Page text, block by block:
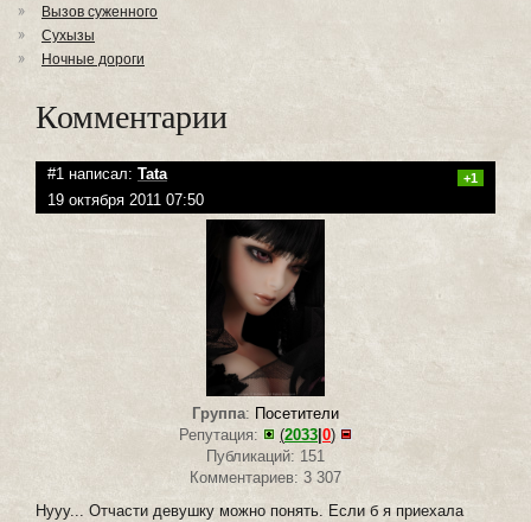
Вызов суженного
Сухызы
Ночные дороги
Комментарии
#1 написал: Tata +1
19 октября 2011 07:50
Группа: Посетители
Репутация:
(2033 0)
Публикаций: 151
Комментариев: 3 307
Нууу... Отчасти девушку можно понять. Если б я приехала